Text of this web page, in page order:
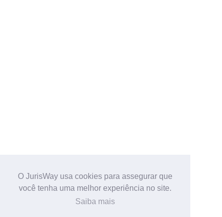
O JurisWay usa cookies para assegurar que
você tenha uma melhor experiência no site.
Saiba mais